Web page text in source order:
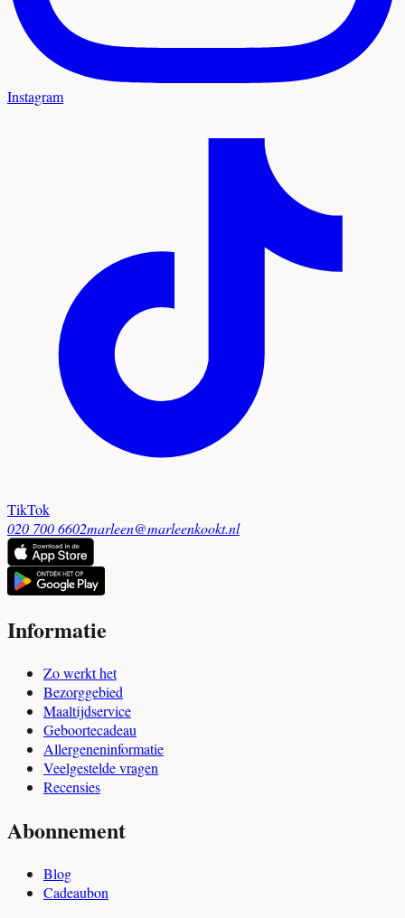
Instagram
TikTok
020 700 6602marleen@marleenkookt.nl
Informatie
Zo werkt het
Bezorggebied
Maaltijdservice
Geboortecadeau
Allergeneninformatie
Veelgestelde vragen
Recensies
Abonnement
Blog
Cadeaubon